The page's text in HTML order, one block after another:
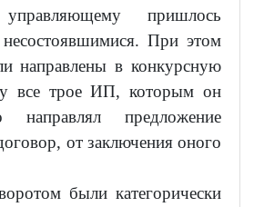
пришлось
несостоявшимися. При этом
направлены в конкурсную
все трое ИП, которым он
направлял предложение
от заключения оного
были категорически